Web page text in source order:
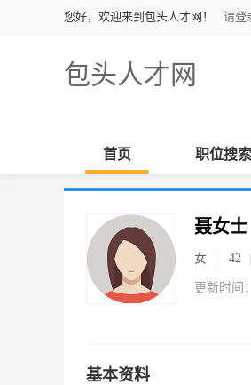
您好，欢迎来到包头人才网！ 请登
包头人才网
首页 职位搜索
聂女士
女 42
更新时间
基本资料